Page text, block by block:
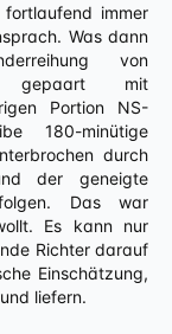
immer
Was dann
von
gepaart mit
Portion NS-
180-minütige
durch
der geneigte
Das war
Es kann nur
Richter darauf
Einschätzung,
liefern.